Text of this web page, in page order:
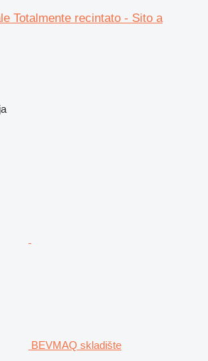
Totalmente recintato - Sito a
BEVMAQ skladište